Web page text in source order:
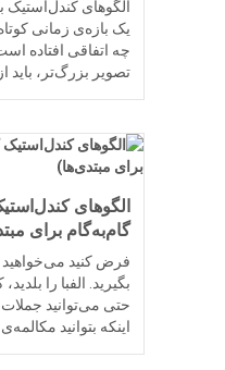
الگوهای کندل‌استیک
یک بازه‌ی زمانی
چه اتفاقی افتاده
تصویر بزرگ‌تر، باید
الگوهای
گام‌به‌گام برای
فرض کنید می‌خواهید
بگیرید. الفبا را
حتی می‌توانید جملات
اینکه بتوانید